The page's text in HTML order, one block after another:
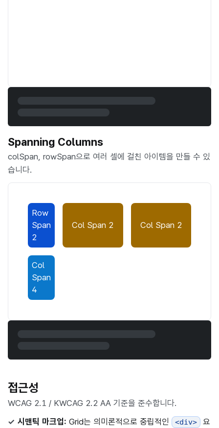
Spanning Columns
colSpan, rowSpan으로 여러 셀에 걸친 아이템을 만들 수 있
습니다.
Row
Span
2
Col Span 2 Col Span 2
Col
Span
4
접근성
WCAG 2.1 / KWCAG 2.2 AA 기준을 준수합니다.
시맨틱 마크업: Grid는 의미론적으로 중립적인 <div> 요